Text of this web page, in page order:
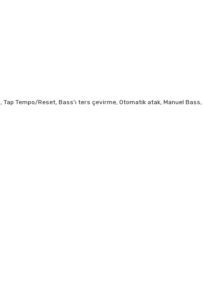
Tempo/Reset, Bass'ı ters çevirme, Otomatik atak, Manuel Bass,